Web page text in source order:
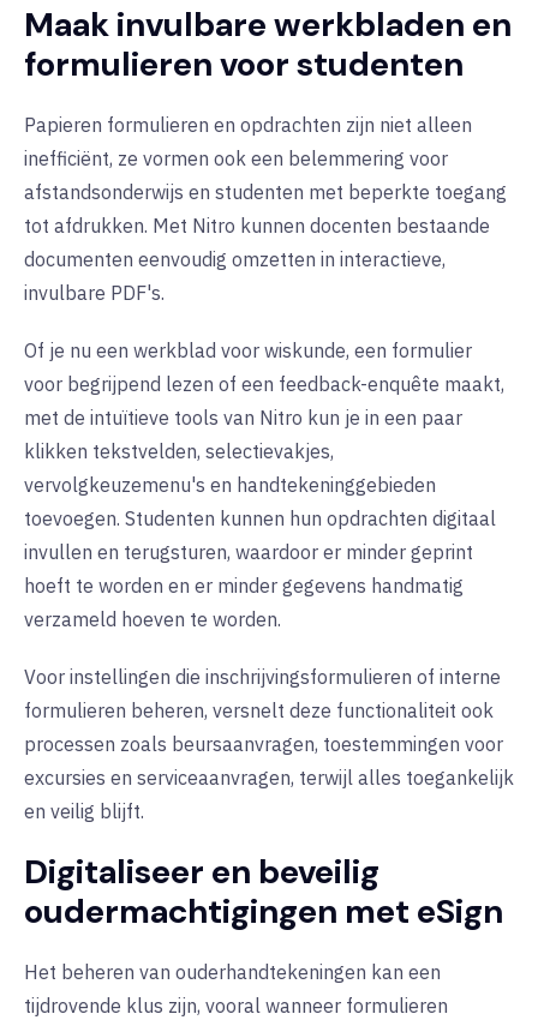
Maak invulbare werkbladen en
formulieren voor studenten
Papieren formulieren en opdrachten zijn niet alleen
inefficiënt, ze vormen ook een belemmering voor
afstandsonderwijs en studenten met beperkte toegang
tot afdrukken. Met Nitro kunnen docenten bestaande
documenten eenvoudig omzetten in interactieve,
invulbare PDF's.
Of je nu een werkblad voor wiskunde, een formulier
voor begrijpend lezen of een feedback-enquête maakt,
met de intuïtieve tools van Nitro kun je in een paar
klikken tekstvelden, selectievakjes,
vervolgkeuzemenu's en handtekeninggebieden
toevoegen. Studenten kunnen hun opdrachten digitaal
invullen en terugsturen, waardoor er minder geprint
hoeft te worden en er minder gegevens handmatig
verzameld hoeven te worden.
Voor instellingen die inschrijvingsformulieren of interne
formulieren beheren, versnelt deze functionaliteit ook
processen zoals beursaanvragen, toestemmingen voor
excursies en serviceaanvragen, terwijl alles toegankelijk
en veilig blijft.
Digitaliseer en beveilig
oudermachtigingen met eSign
Het beheren van ouderhandtekeningen kan een
tijdrovende klus zijn, vooral wanneer formulieren